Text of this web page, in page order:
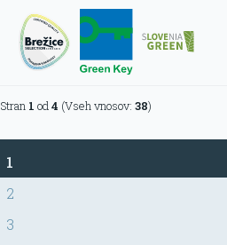
Stran 1 od4 (Vseh vnosov: 38)
1
2
3